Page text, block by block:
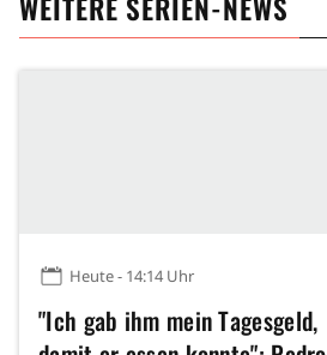
WEITERE SERIEN-NEWS
Heute - 14:14 Uhr
"Ich gab ihm mein Tagesgeld,